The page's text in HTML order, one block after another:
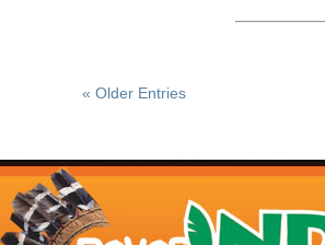
« Older Entries